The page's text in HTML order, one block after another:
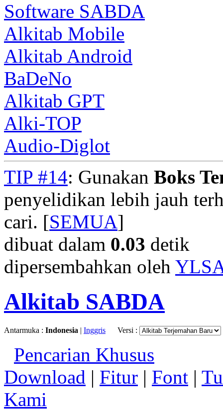
Software SABDA
Alkitab Mobile
Alkitab Android
BaDeNo
Alkitab GPT
Alki-TOP
Audio-Diglot
TIP #14: Gunakan Boks
penyelidikan lebih jauh
cari. [SEMUA]
dibuat dalam 0.03 detik
dipersembahkan oleh
Alkitab SABDA
Antarmuka : Indonesia | Inggris Versi :
Pencarian Khusus
Download | Fitur | Font |
Kami